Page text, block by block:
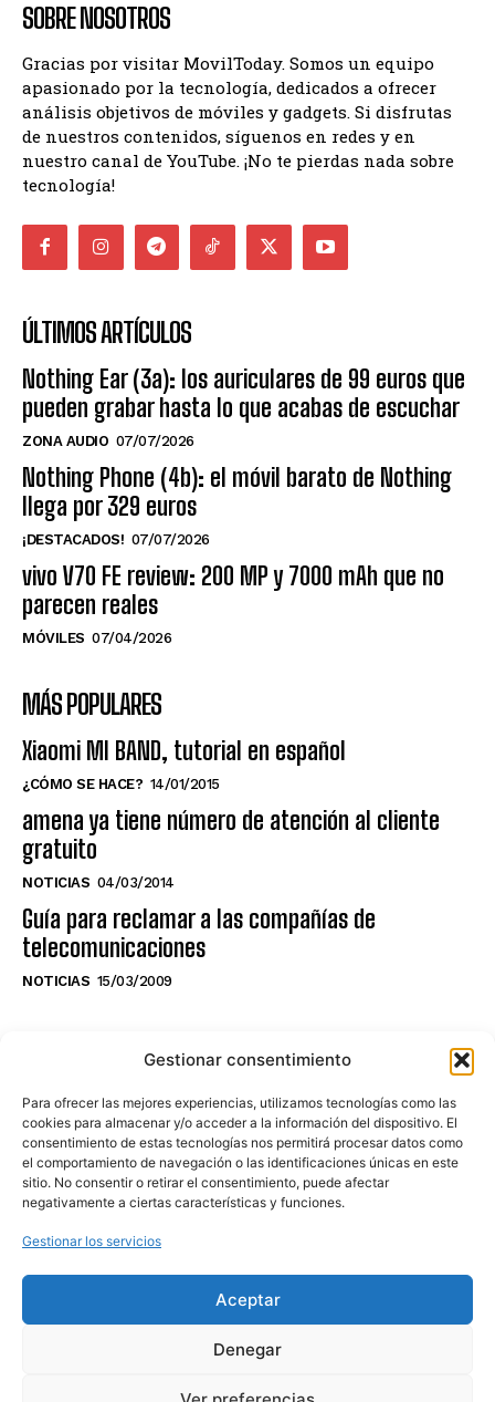
Gestionar consentimiento
Para ofrecer las mejores experiencias, utilizamos tecnologías como las
cookies para almacenar y/o acceder a la información del dispositivo. El
consentimiento de estas tecnologías nos permitirá procesar datos como
el comportamiento de navegación o las identificaciones únicas en este
sitio. No consentir o retirar el consentimiento, puede afectar
negativamente a ciertas características y funciones.
Gestionar los servicios
Aceptar
Denegar
SOBRE NOSOTROS
Gracias por visitar MovilToday. Somos un equipo
apasionado por la tecnología, dedicados a ofrecer
análisis objetivos de móviles y gadgets. Si disfrutas
de nuestros contenidos, síguenos en redes y en
nuestro canal de YouTube. ¡No te pierdas nada sobre
tecnología!
ÚLTIMOS ARTÍCULOS
Nothing Ear (3a): los auriculares de 99 euros que
pueden grabar hasta lo que acabas de escuchar
ZONA AUDIO 07/07/2026
Nothing Phone (4b): el móvil barato de Nothing
llega por 329 euros
¡DESTACADOS! 07/07/2026
vivo V70 FE review: 200 MP y 7000 mAh que no
parecen reales
MÓVILES 07/04/2026
MÁS POPULARES
Xiaomi MI BAND, tutorial en español
¿CÓMO SE HACE? 14/01/2015
amena ya tiene número de atención al cliente
gratuito
NOTICIAS 04/03/2014
Guía para reclamar a las compañías de
telecomunicaciones
NOTICIAS 15/03/2009
NO TE PIERDAS LO ÚLTIMO DEL CANAL
Haz clic en «Estoy de acuerdo» para
activar Youtube
POLÍTICA DE COOKIES